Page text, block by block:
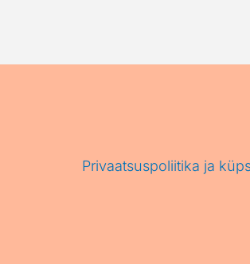
Privaatsuspoliitika ja